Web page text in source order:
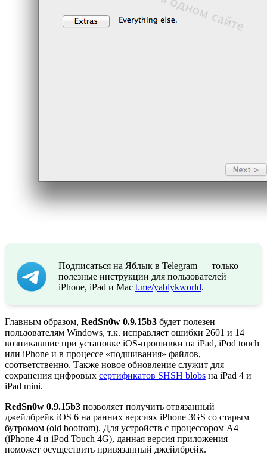
Подписаться на Яблык в Telegram — только
полезные инструкции для пользователей
iPhone, iPad и Mac t.me/yablykworld.
Главным образом, RedSn0w 0.9.15b3 будет полезен
пользователям Windows, т.к. исправляет ошибки 2601 и 14
возникавшие при установке iOS-прошивки на iPad, iPod touch
или iPhone и в процессе «подшивания» файлов,
соответственно. Также новое обновление служит для
сохранения цифровых сертификатов SHSH blobs на iPad 4 и
iPad mini.
RedSn0w 0.9.15b3 позволяет получить отвязанный
джейлбрейк iOS 6 на ранних версиях iPhone 3GS со старым
бутромом (old bootrom). Для устройств с процессором A4
(iPhone 4 и iPod Touch 4G), данная версия приложения
поможет осуществить привязанный джейлбрейк.